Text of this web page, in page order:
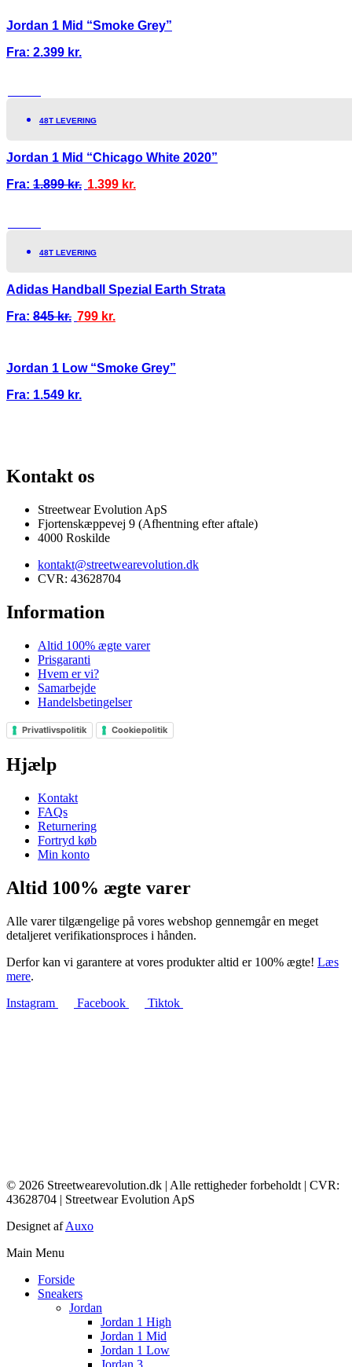
Jordan 1 Mid “Smoke Grey”
Fra: 2.399 kr.
48T LEVERING
Jordan 1 Mid “Chicago White 2020”
Fra: 1.899kr. 1.399 kr.
48T LEVERING
Adidas Handball Spezial Earth Strata
Fra: 845kr. 799 kr.
Jordan 1 Low “Smoke Grey”
Fra: 1.549 kr.
Kontakt os
Streetwear Evolution ApS
Fjortenskæppevej 9 (Afhentning efter aftale)
4000 Roskilde
kontakt@streetwearevolution.dk
CVR: 43628704
Information
Altid 100% ægte varer
Prisgaranti
Hvem er vi?
Samarbejde
Handelsbetingelser
Privatlivspolitik Cookiepolitik
Hjælp
Kontakt
FAQs
Returnering
Fortryd køb
Min konto
Altid 100% ægte varer
Alle varer tilgængelige på vores webshop gennemgår en meget
detaljeret verifikationsproces i hånden.
Derfor kan vi garantere at vores produkter altid er 100% ægte! Læs
mere.
Instagram
Facebook Tiktok
© 2026 Streetwearevolution.dk | Alle rettigheder forbeholdt | CVR:
43628704 | Streetwear Evolution ApS
Designet afAuxo
Main Menu
Forside
Sneakers
Jordan
Jordan 1 High
Jordan 1 Mid
Jordan 1 Low
Jordan 3